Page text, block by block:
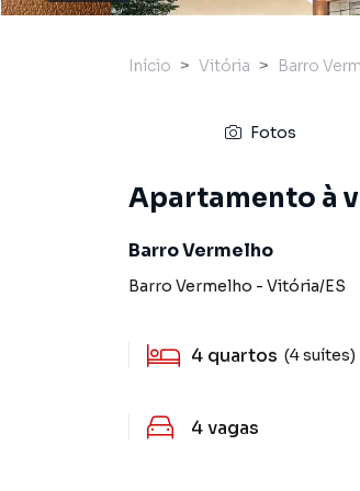
Início Vitória Barro
Fotos
Apartamento à
Barro Vermelho
Barro Vermelho - Vitória/ES
4 quartos (4 suítes)
4vagas